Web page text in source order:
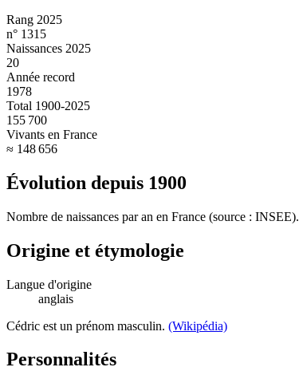
Rang 2025
n° 1315
Naissances 2025
20
Année record
1978
Total 1900-2025
155 700
Vivants en France
≈ 148 656
Évolution depuis 1900
Nombre de naissances par an en France (source : INSEE).
Origine et étymologie
Langue d'origine
anglais
Cédric est un prénom masculin. (Wikipédia)
Personnalités